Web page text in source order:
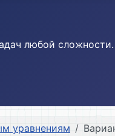
любой сложности.
уравнениям